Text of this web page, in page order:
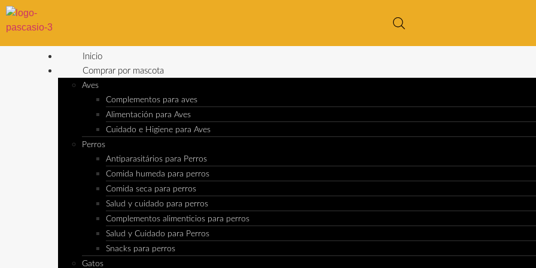
Inicio
Comprar por mascota
Aves
Complementos para aves
Alimentación para Aves
Cuidado e Higiene para Aves
Perros
Antiparasitários para Perros
Comida humeda para perros
Comida seca para perros
Salud y cuidado para perros
Complementos alimenticios para perros
Salud y Cuidado para Perros
Snacks para perros
Gatos